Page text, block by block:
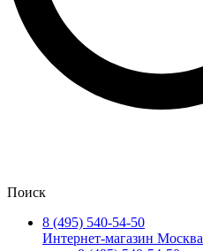
Поиск
8 (495) 540-54-50
Интернет-магазин Москва